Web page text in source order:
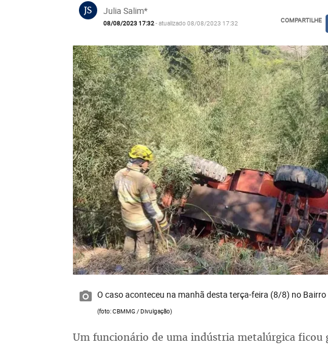
JS Julia Salim*
08/08/2023 17:32- atualizado 08/08/2023 17:32 COMPARTILHE
O caso aconteceu na manhã desta terça-feira (8/8) no
(foto: CBMMG / Divulgação)
Um funcionário de uma indústria metalúrgica ficou